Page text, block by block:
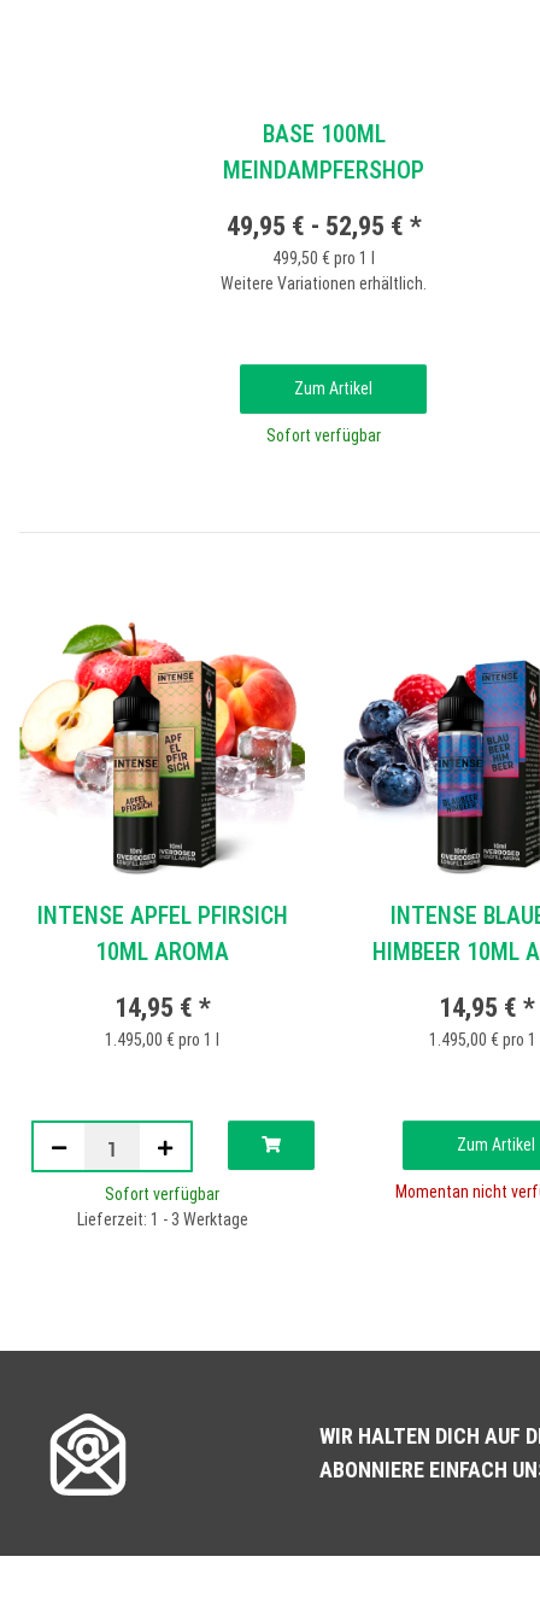
BASE 100ML
MEINDAMPFERSHOP
49,95 € - 52,95 € *
499,50 € pro 1 l
Weitere Variationen erhältlich.
Zum Artikel
Sofort verfügbar
INTENSE APFEL PFIRSICH
10ML AROMA
14,95 € *
1.495,00 € pro 1 l
Sofort verfügbar
Lieferzeit: 1 - 3 Werktage
INTENSE
HIMBEER 10ML
14,95 € *
1.495,00 € pro 1 l
Zum Artikel
Momentan nicht
WIR HALTEN DICH AUF
ABONNIERE EINFACH